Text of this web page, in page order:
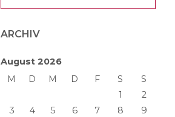
ARCHIV
August 2026
M
D M D F S
S
1
2
3
4 5 6 7 8
9